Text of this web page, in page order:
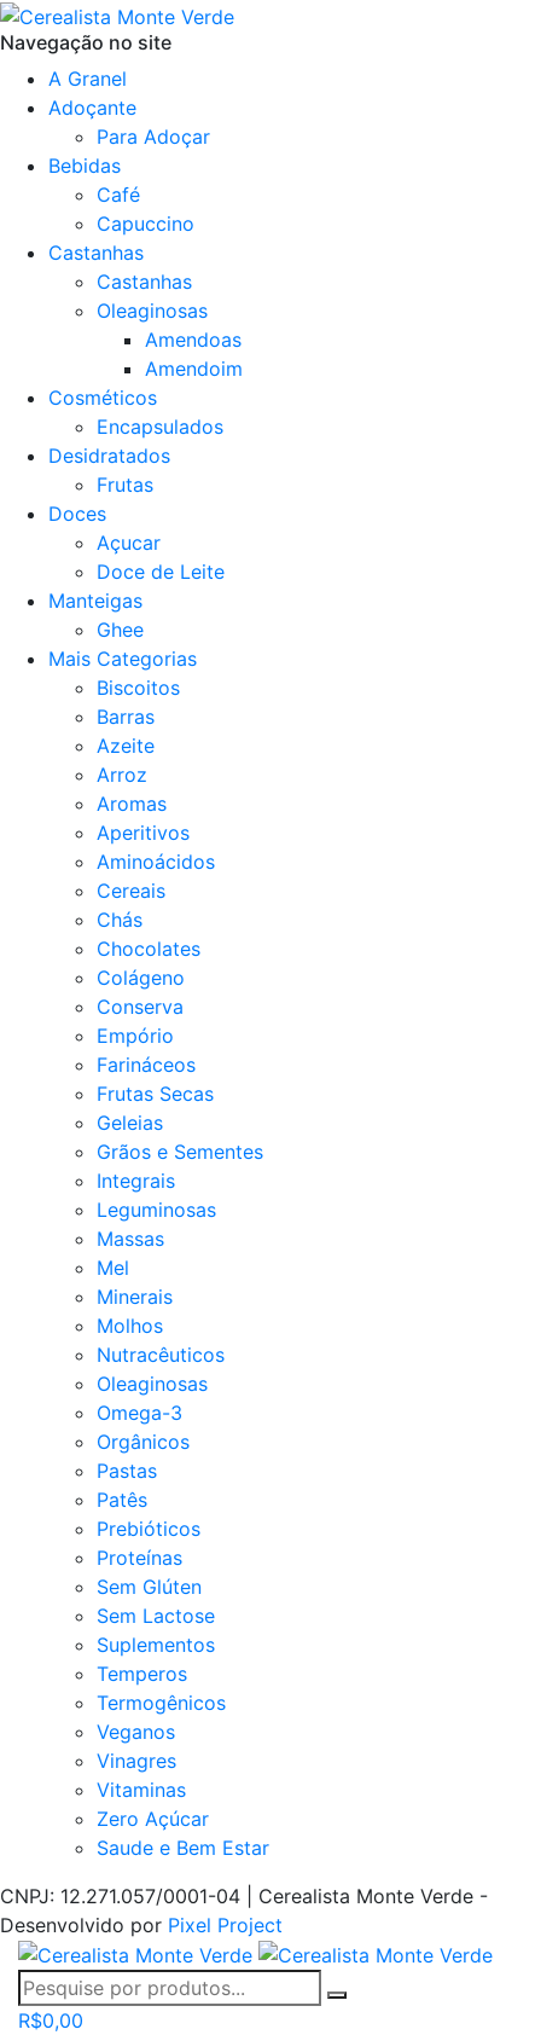
Navegação no site
A Granel
Adoçante
Para Adoçar
Bebidas
Café
Capuccino
Castanhas
Castanhas
Oleaginosas
Amendoas
Amendoim
Cosméticos
Encapsulados
Desidratados
Frutas
Doces
Açucar
Doce de Leite
Manteigas
Ghee
Mais Categorias
Biscoitos
Barras
Azeite
Arroz
Aromas
Aperitivos
Aminoácidos
Cereais
Chás
Chocolates
Colágeno
Conserva
Empório
Farináceos
Frutas Secas
Geleias
Grãos e Sementes
Integrais
Leguminosas
Massas
Mel
Minerais
Molhos
Nutracêuticos
Oleaginosas
Omega-3
Orgânicos
Pastas
Patês
Prebióticos
Proteínas
Sem Glúten
Sem Lactose
Suplementos
Temperos
Termogênicos
Veganos
Vinagres
Vitaminas
Zero Açúcar
Saude e Bem Estar
CNPJ: 12.271.057/0001-04 | Cerealista Monte Verde -
Desenvolvido por Pixel Project
R$0,00